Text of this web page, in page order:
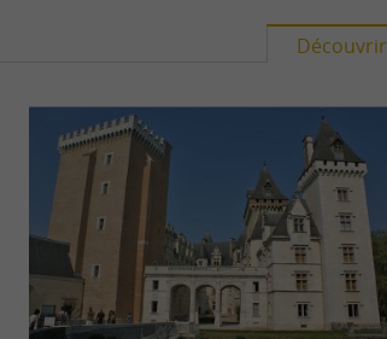
Découvrir